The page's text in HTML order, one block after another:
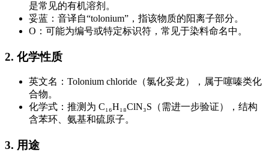
是常见的有机溶剂。
妥蓝：音译自“tolonium”，指该物质的阳离子部分。
O：可能为编号或特定标识符，常见于染料命名中。
2. 化学性质
英文名：Tolonium chloride（氯化妥龙），属于噻嗪类化
合物。
化学式：推测为 C₁₆H₁₈ClN₃S（需进一步验证），结构
含苯环、氨基和硫原子。
3. 用途